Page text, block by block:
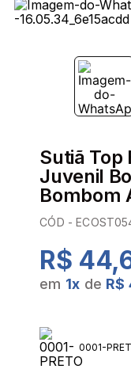
Sutiã Top
Juvenil
Bombom
CÓD -
R$
em 1x de R$
0001-